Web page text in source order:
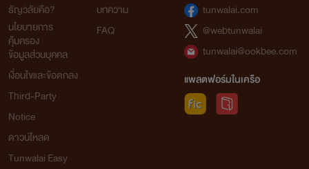
ธัญวลัยคือ?
นโยบายการ
คุ้มครอง
ข้อมูลส่วนบุคคล
เงื่อนไขและข้อตกลง
Third-Party
Notice
ดาวน์โหลด
Tunwalai Easy
บทความ
FAQ
tunwalai.com
@webtunwalai
tunwalai@ookbee.com
แพลตฟอร์มในเครือ